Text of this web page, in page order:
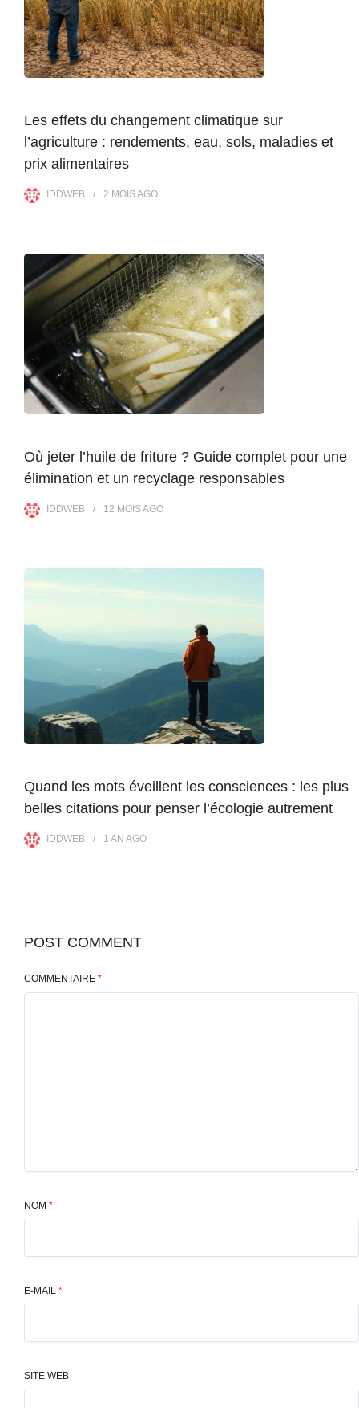
Les effets du changement climatique sur
l’agriculture : rendements, eau, sols, maladies et
prix alimentaires
IDDWEB 2 MOISAGO
Où jeter l’huile de friture ? Guide complet pour une
élimination et un recyclage responsables
IDDWEB 12 MOISAGO
Quand les mots éveillent les consciences : les plus
belles citations pour penser l’écologie autrement
IDDWEB 1 AN AGO
POST COMMENT
COMMENTAIRE *
NOM *
E-MAIL *
SITE WEB